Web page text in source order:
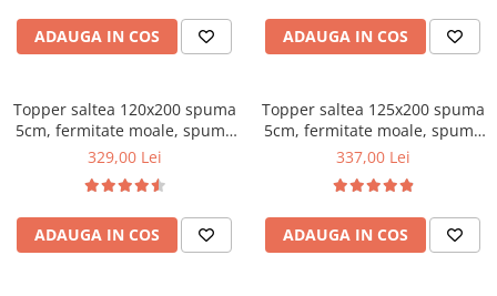
Top saltele memory 5 cm
Top saltele MemoHR 6.5 cm
Saltele cu plasa de arcuri
Saltele cu spuma
Mobilier bucatarie
Mese bucatarie
Mobila bucatarie
Seturi mese si scaune bucatarie
Mobilier hol
Suporturi si rafturi pantofi
Portmantouri
ADAUGA IN COS ADAUGA IN COS
Topper saltea 120x200 spuma
5cm, fermitate moale, spuma
poliuretanica, husa fixa
329,00 Lei
ADAUGA IN COS
Topper saltea 125x200 spuma
5cm, fermitate moale, spuma
poliuretanica, husa fixa
337,00 Lei
ADAUGA IN COS